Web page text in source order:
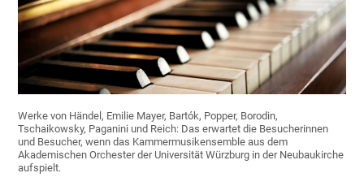
Werke von Händel, Emilie Mayer, Bartók, Popper, Borodin,
Tschaikowsky, Paganini und Reich: Das erwartet die Besucherinnen
und Besucher, wenn das Kammermusikensemble aus dem
Akademischen Orchester der Universität Würzburg in der Neubaukirche
aufspielt.